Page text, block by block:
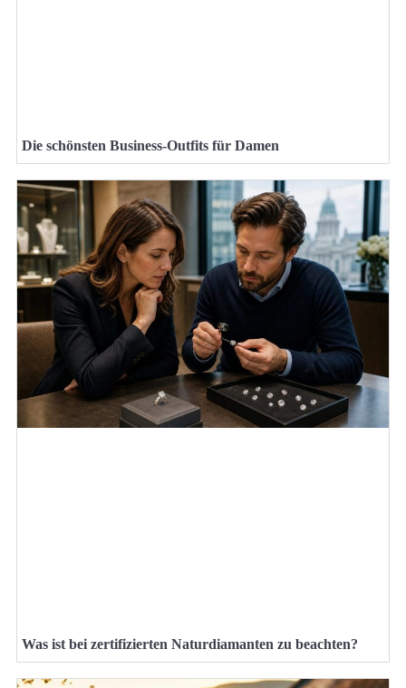
Die schönsten Business-Outfits für Damen
Was ist bei zertifizierten Naturdiamanten zu beachten?